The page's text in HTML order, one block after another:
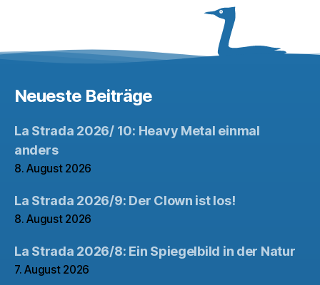
Neueste Beiträge
La Strada 2026/ 10: Heavy Metal einmal
anders
8. August 2026
La Strada 2026/9: Der Clown ist los!
8. August 2026
La Strada 2026/8: Ein Spiegelbild in der Natur
7. August 2026